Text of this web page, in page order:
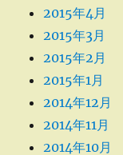
2015年4月
2015年3月
2015年2月
2015年1月
2014年12月
2014年11月
2014年10月